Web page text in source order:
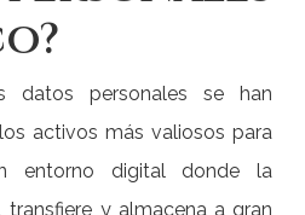
datos personales se han
activos más valiosos para
entorno digital donde la
transfiere y almacena a gran